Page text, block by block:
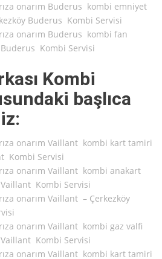
onarım Buderus kombi emniyet
Buderus Kombi Servisi
onarım Buderus kombi fan
Kombi Servisi
Kombi
başlıca
onarım Vaillant kombi kart tamiri
Kombi Servisi
onarım Vaillant kombi anakart
Kombi Servisi
onarım Vaillant – Çerkezköy
onarım Vaillant kombi gaz valfi
Kombi Servisi
onarım Vaillant kombi kart tamiri